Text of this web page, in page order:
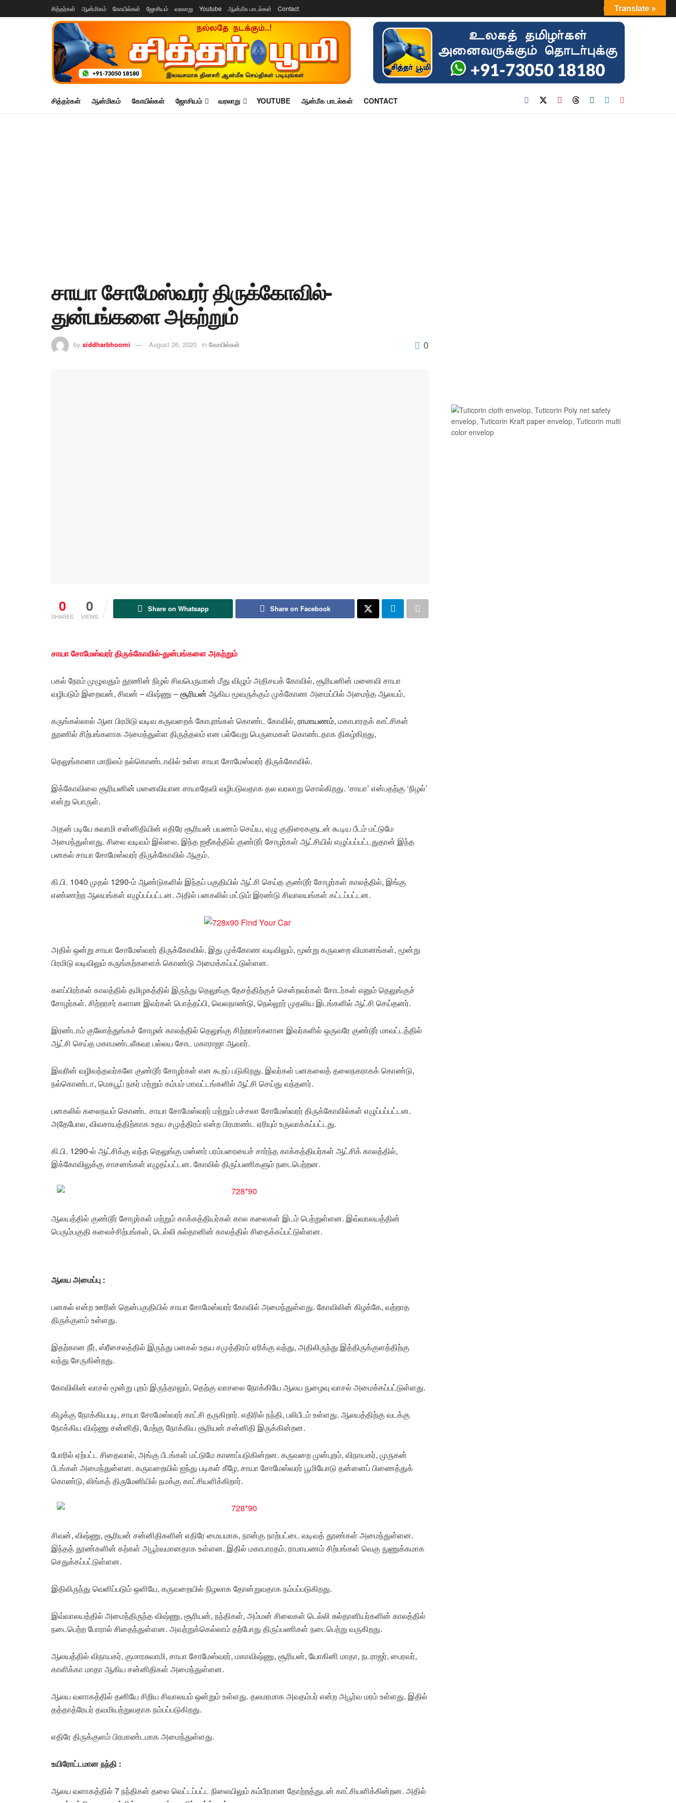
சித்தர்கள் ஆன்மிகம் கோயில்கள் ஜோசியம் வரலாறு Youtube ஆன்மீக பாடல்கள் Contact Login
சித்தர்கள் ஆன்மிகம் கோயில்கள் ஜோசியம் வரலாறு YOUTUBE ஆன்மீக பாடல்கள் CONTACT
சாயா சோமேஸ்வரர் திருக்கோவில்-
துன்பங்களை அகற்றும்
by siddharbhoomi August 26, 2020 in கோயில்கள் 0
0
SHARES
0
VIEWS
Share on Whatsapp Share on Facebook
சாயா சோமேஸ்வரர் திருக்கோவில்-துன்பங்களை அகற்றும்
பகல் நேரம் முழுவதும் தூணின் நிழல் சிவபெருமான் மீது விழும் அதிசயக் கோவில், சூரியனின் மனைவி சாயா
வழிபடும் இறைவன், சிவன் – விஷ்ணு –சூரியன் ஆகிய மூவருக்கும் முக்கோண அமைப்பில் அமைந்த ஆலயம்,
கருங்கல்லால் ஆன பிரமிடு வடிவ கருவறைக் கோபுரங்கள் கொண்ட கோவில், ராமாயணம், மகாபாரதக் காட்சிகள்
தூணில் சிற்பங்களாக அமைந்துள்ள திருத்தலம் என பல்வேறு பெருமைகள் கொண்டதாக திகழ்கிறது,
தெலுங்கானா மாநிலம் நல்கொண்டாவில் உள்ள சாயா சோமேஸ்வரர் திருக்கோவில்.
இக்கோவிலை சூரியனின் மனைவியான சாயாதேவி வழிபடுவதாக தல வரலாறு சொல்கிறது. ‘சாயா’ என்பதற்கு ‘நிழல்’
என்று பொருள்.
அதன் படியே சுவாமி சன்னிதியின் எதிரே சூரியன் பயணம் செய்ய, ஏழு குதிரைகளுடன் கூடிய பீடம் மட்டுமே
அமைந்துள்ளது. சிலை வடிவம் இல்லை. இந்த ஐதீகத்தில் குண்டூர் சோழர்கள் ஆட்சியில் எழுப்பப்பட்டதுதான் இந்த
பனகல் சாயா சோமேஸ்வரர் திருக்கோவில் ஆகும்.
கி.பி. 1040 முதல் 1290-ம் ஆண்டுகளில் இந்தப் பகுதியில் ஆட்சி செய்த குண்டூர் சோழர்கள் காலத்தில், இங்கு
எண்ணற்ற ஆலயங்கள் எழுப்பப்பட்டன. அதில் பனகலில் மட்டும் இரண்டு சிவாலயங்கள் கட்டப்பட்டன.
அதில் ஒன்று சாயா சோமேஸ்வரர் திருக்கோவில். இது முக்கோண வடிவிலும், மூன்று கருவறை விமானங்கள், மூன்று
பிரமிடு வடிவிலும் கருங்கற்களைக் கொண்டு அமைக்கப்பட்டுள்ளன.
களப்பிரர்கள் காலத்தில் தமிழகத்தில் இருந்து தெலுங்கு தேசத்திற்குச் சென்றவர்கள் சோடர்கள் எனும் தெலுங்குச்
சோழர்கள். சிற்றரசர் களான இவர்கள் பொத்தப்பி, வெலநாண்டு, நெல்லூர் முதலிய இடங்களில் ஆட்சி செய்தனர்.
இரண்டாம் குலோத்துங்கச் சோழன் காலத்தில் தெலுங்கு சிற்றரசர்களான இவர்களில் ஒருவரே குண்டூர் மாவட்டத்தில்
ஆட்சி செய்த மகாமண்டலீசுவர பல்லய சோட மகாராஜா ஆவார்.
இவரின் வழிவந்தவர்களே குண்டூர் சோழர்கள் என கூறப் படுகிறது. இவர்கள் பனகலைத் தலைநகராகக் கொண்டு,
நல்கொண்டா, மெகபூப் நகர் மற்றும் கம்பம் மாவட்டங்களில் ஆட்சி செய்து வந்தனர்.
பனகலில் கலைநயம் கொண்ட சாயா சோமேஸ்வரர் மற்றும் பச்சலா சோமேஸ்வரர் திருக்கோவில்கள் எழுப்பப்பட்டன.
அதேபோல, விவசாயத்திற்காக உதய சமுத்திரம் என்ற பிரமாண்ட ஏரியும் உருவாக்கப்பட்டது.
கி.பி. 1290-ல் ஆட்சிக்கு வந்த தெலுங்கு மன்னர் பரம்பரையைச் சார்ந்த காக்கத்தியர்கள் ஆட்சிக் காலத்தில்,
இக்கோவிலுக்கு சாசனங்கள் எழுதப்பட்டன. கோவில் திருப்பணிகளும் நடைபெற்றன.
ஆலயத்தில் குண்டூர் சோழர்கள் மற்றும் காக்கத்தியர்கள் கால கலைகள் இடம் பெற்றுள்ளன. இவ்வாலயத்தின்
பெரும்பகுதி கலைச்சிற்பங்கள், டெல்லி சுல்தானின் காலத்தில் சிதைக்கப்பட்டுள்ளன.
ஆலய அமைப்பு :
பனகல் என்ற ஊரின் தென்பகுதியில் சாயா சோமேஸ்வரர் கோவில் அமைந்துள்ளது. கோவிலின் கிழக்கே, வற்றாத
திருக்குளம் உள்ளது.
இதற்கான நீர், ஸ்ரீசைலத்தில் இருந்து பனகல் உதய சமுத்திரம் ஏரிக்கு வந்து, அதிலிருந்து இத்திருக்குளத்திற்கு
வந்து சேருகின்றது.
கோவிலின் வாசல் மூன்று புறம் இருந்தாலும், தெற்கு வாசலை நோக்கியே ஆலய நுழைவு வாசல் அமைக்கப்பட்டுள்ளது.
கிழக்கு நோக்கியபடி, சாயா சோமேஸ்வரர் காட்சி தருகிறார். எதிரில் நந்தி, பலிபீடம் உள்ளது. ஆலயத்திற்கு வடக்கு
நோக்கிய விஷ்ணு சன்னிதி, மேற்கு நோக்கிய சூரியன் சன்னிதி இருக்கின்றன.
போரில் ஏற்பட்ட சிதைவால், அங்கு பீடங்கள் மட்டுமே காணப்படுகின்றன. கருவறை முன்புறம், விநாயகர், முருகன்
பீடங்கள் அமைந்துள்ளன. கருவறையில் ஐந்து படிகள் கீழே, சாயா சோமேஸ்வரர் பூமியோடு தன்னைப் பிணைத்துக்
கொண்டு, லிங்கத் திருமேனியில் நமக்கு காட்சியளிக்கிறார்.
சிவன், விஷ்ணு, சூரியன் சன்னிதிகளின் எதிரே மையமாக, நான்கு நாற்பட்டை வடிவத் தூண்கள் அமைந்துள்ளன.
இந்தத் தூண்களின் கற்கள் அபூர்வமானதாக உள்ளன. இதில் மகாபாரதம், ராமாயணம் சிற்பங்கள் வெகு நுணுக்கமாக
செதுக்கப்பட்டுள்ளன.
இதிலிருந்து வெளிப்படும் ஒளியே, கருவறையில் நிழலாக தோன்றுவதாக நம்பப்படுகிறது.
இவ்வாலயத்தில் அமைந்திருந்த விஷ்ணு, சூரியன், நந்திகள், அம்மன் சிலைகள் டெல்லி சுல்தானியர்களின் காலத்தில்
நடைபெற்ற போரால் சிதைந்துள்ளன. அவற்றுக்கெல்லாம் தற்போது திருப்பணிகள் நடைபெற்று வருகிறது.
ஆலயத்தில் விநாயகர், குமாரசுவாமி, சாயா சோமேஸ்வரர், மகாவிஷ்ணு, சூரியன், யோகினி மாதா, நடராஜர், பைரவர்,
காளிக்கா மாதா ஆகிய சன்னிதிகள் அமைந்துள்ளன.
ஆலய வளாகத்தில் தனியே சிறிய சிவாலயம் ஒன்றும் உள்ளது. தலமரமாக அவதம்பர் என்ற அபூர்வ மரம் உள்ளது. இதில்
தத்தாத்ரேயர் தவமியற்றுவதாக நம்பப்படுகிறது.
எதிரே திருக்குளம் பிரமாண்டமாக அமைந்துள்ளது.
உயிரோட்டமான நந்தி :
ஆலய வளாகத்தில் 7 நந்திகள் தலை வெட்டப்பட்ட நிலையிலும் கம்பீரமான தோற்றத்துடன் காட்சியளிக்கின்றன. அதில்
Translate »